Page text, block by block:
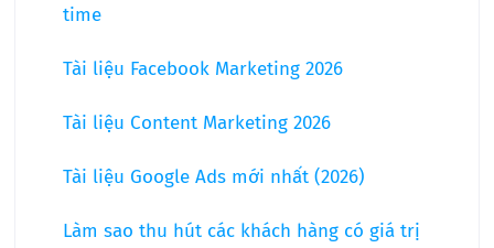
time
Tài liệu Facebook Marketing 2026
Tài liệu Content Marketing 2026
Tài liệu Google Ads mới nhất (2026)
Làm sao thu hút các khách hàng có giá trị